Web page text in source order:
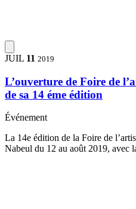
JUIL 11 2019
L’ouverture de Foire de
de sa 14 éme édition
Événement
La 14e édition de la Foire de
Nabeul du 12 au août 2019, avec